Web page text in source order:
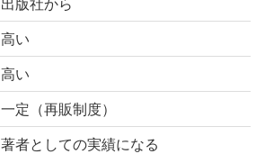
出版社から
高い
高い
一定（再販制度）
著者としての実績になる